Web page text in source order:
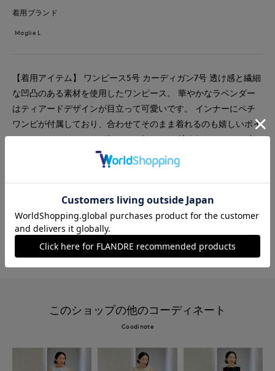
着用ブランド
Maglie L
【着用アイテム】 ワンピース5号 カーディガン7号 透け感と繊細
な凹凸のある素材を使用したワンピース。 華やかなラベンダー
はティアードデザインが目立って可愛いです。 インナーにペチ
ワンピが付属しており、合わせてそのまま着れるのも嬉しいポイ
ント。 ややオフショルダーのデザインで、腕まわりもカバー出
来ます。 とても軽くて着やすいので旅行やお出かけにもピッタ
#ワンピース #リラックス #休日 #女子会
#デート #新作 #骨格ウェーブ
#おでかけ
このショップの他のコーディネート
Coodinate